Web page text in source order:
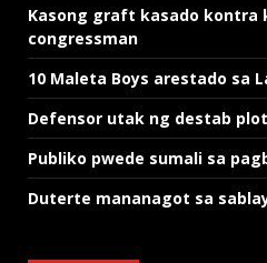
Kasong graft kasado
congressman
10 Maleta Boys arestado sa
Defensor utak ng destab
Publiko pwede sumali sa
Duterte mananagot sa